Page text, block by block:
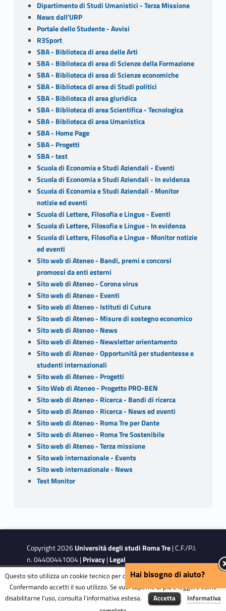
Dipartimento di Studi Umanistici - Terza Missione
News dall'URP
Portale dello Studente - Avvisi
R3Sport
SBA - Biblioteca di area delle Arti
SBA - Biblioteca di area di Scienze della Formazione
SBA - Biblioteca di area di Scienze economiche
SBA - Biblioteca di area di Studi politici
SBA - Biblioteca di area giuridica
SBA - Biblioteca di area Scientifica - Tecnologica
SBA - Biblioteca di area Umanistica
SBA - Home Page
SBA - Progetti
SBA - test
Scuola di Economia e Studi Aziendali - Eventi
Scuola di Economia e Studi Aziendali - In evidenza
Scuola di Economia e Studi Aziendali - Monitor
notizie ed eventi
Scuola di Lettere, Filosofia e Lingue - Eventi
Scuola di Lettere, Filosofia e Lingue - In evidenza
Scuola di Lettere, Filosofia e Lingue - Monitor notizie
ed eventi
Sito web di Ateneo - Bandi, premi e concorsi
promossi da enti esterni
Sito web di Ateneo - Corona virus
Sito web di Ateneo - Eventi
Sito web di Ateneo - Istituti di Cutura
Sito web di Ateneo - Misure di sostegno economico
Sito web di Ateneo - News
Sito web di Ateneo - Newsletter orientamento
Sito web di Ateneo - Opportunità per studentesse e
studenti internazionali
Sito web di Ateneo - Progetti
Sito Web di Ateneo - Progetto PRO-BEN
Sito web di Ateneo - Ricerca - Bandi di ricerca
Sito web di Ateneo - Ricerca - News ed eventi
Sito web di Ateneo - Roma Tre per Dante
Sito web di Ateneo - Roma Tre Sostenibile
Sito web di Ateneo - Terza missione
Sito web internazionale - Events
Sito web internazionale - News
Test Monitor
Copyright 2026Università degli studi Roma Tre| C.F./P.I.
n. 04400441004 |Privacy|Legal
Notes|Accessibility Accessibility TargetHai bisogno di aiuto?
This site is protected by reCAPTCHA and the Google Privacy
Questo sito utilizza un cookie tecnico per consentire la corretta navigazione.
Confermando accetti il suo utilizzo. Se vuoi saperne di più e leggere come
disabilitarne l'uso, consulta l'informativa estesa.
Accetta
Informativa